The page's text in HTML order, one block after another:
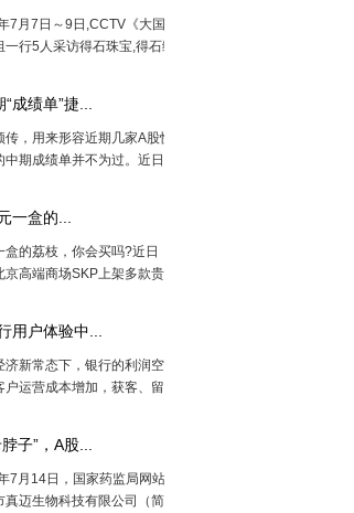
7月7日～9日,CCTV《大国精品》
一行5人采访得石珠宝,得石缅甸合...
成绩单”捷...
传，用来形容近期几家A股快递龙头
中期成绩单并不为过。近日，...
一盒的...
盒的荔枝，你会买吗?近日，有网友
京高端商场SKP上架多款贵价荔...
用户体验中...
济新常态下，银行的利润空间收
户运营成本增加，获客、留存、盘...
子”，A股...
7月14日，国家药监局网站披露，
真迈生物科技有限公司（简称真...